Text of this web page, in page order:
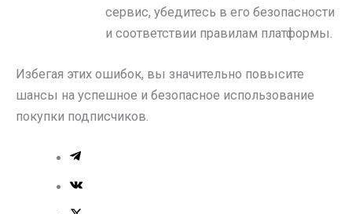
сервис, убедитесь в его безопасности
и соответствии правилам платформы.
Избегая этих ошибок, вы значительно повысите
шансы на успешное и безопасное использование
покупки подписчиков.